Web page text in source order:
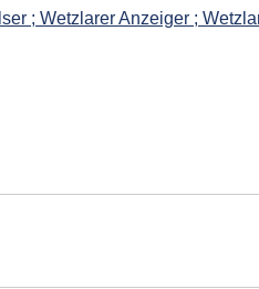
; Wetzlarer Anzeiger ;